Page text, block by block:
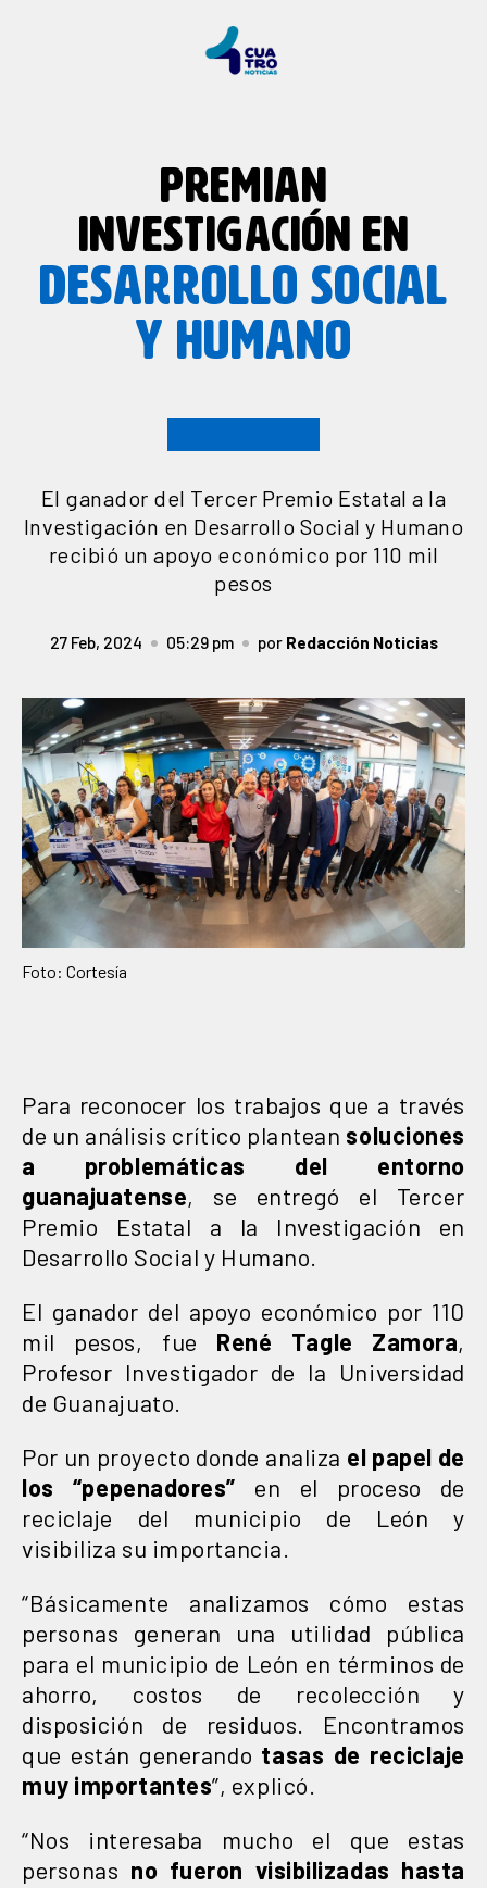
PREMIAN
INVESTIGACIÓN EN
DESARROLLO SOCIAL
Y HUMANO
El ganador del Tercer Premio Estatal a la
Investigación en Desarrollo Social y Humano
recibió un apoyo económico por 110 mil
pesos
27 Feb, 2024 05:29 pm por Redacción Noticias
Foto: Cortesía
Para reconocer los trabajos que a través
de un análisis crítico plantean soluciones
a problemáticas del entorno
guanajuatense, se entregó el Tercer
Premio Estatal a la Investigación en
Desarrollo Social y Humano.
El ganador del apoyo económico por 110
mil pesos, fue René Tagle Zamora,
Profesor Investigador de la Universidad
de Guanajuato.
Por un proyecto donde analiza el papel de
los “pepenadores” en el proceso de
reciclaje del municipio de León y
visibiliza su importancia.
“Básicamente analizamos cómo estas
personas generan una utilidad pública
para el municipio de León en términos de
ahorro, costos de recolección y
disposición de residuos. Encontramos
que están generando tasas de reciclaje
muy importantes”, explicó.
“Nos interesaba mucho el que estas
personas no fueron visibilizadas hasta